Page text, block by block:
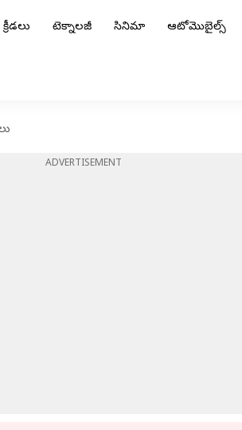
క్రీడలు టెక్నాలజీ సినిమా ఆటోమొబైల్స్
ADVERTISEMENT